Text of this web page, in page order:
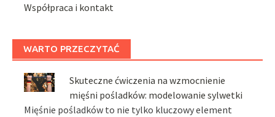
Współpraca i kontakt
WARTO PRZECZYTAĆ
Skuteczne ćwiczenia na wzmocnienie
mięśni pośladków: modelowanie sylwetki
Mięśnie pośladków to nie tylko kluczowy element